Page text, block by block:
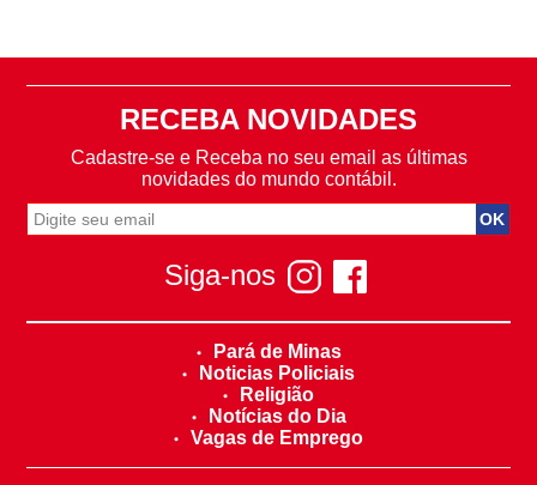
RECEBA NOVIDADES
Cadastre-se e Receba no seu email as últimas
novidades do mundo contábil.
Siga-nos
Pará de Minas
Noticias Policiais
Religião
Notícias do Dia
Vagas de Emprego